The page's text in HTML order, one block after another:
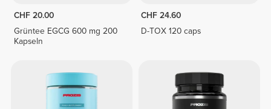
CHF 20.00
Grüntee EGCG 600 mg 200
Kapseln
CHF 24.60
D-TOX 120 caps